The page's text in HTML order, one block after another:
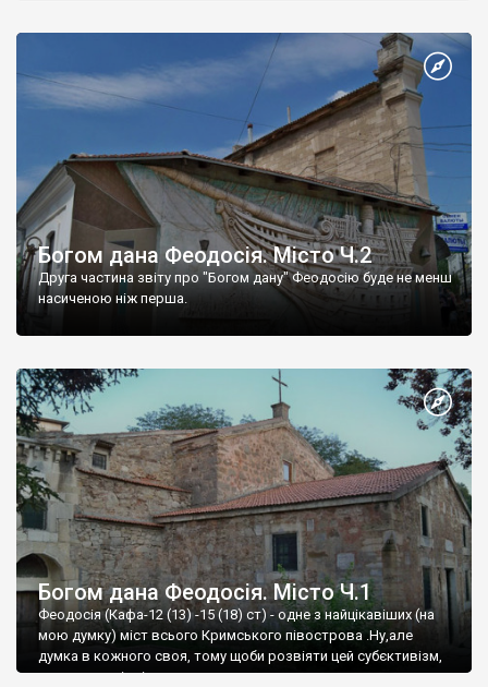
Богом дана Феодосія. Місто Ч.2
Друга частина звіту про "Богом дану" Феодосію буде не менш
насиченою ніж перша.
Богом дана Феодосія. Місто Ч.1
Феодосія (Кафа-12 (13) -15 (18) ст) - одне з найцікавіших (на
мою думку) міст всього Кримського півострова .Ну,але
думка в кожного своя, тому щоби розвіяти цей субєктивізм,
запрошую відвідати це